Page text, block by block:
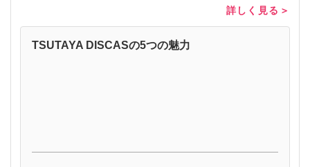
詳しく見る＞
TSUTAYA DISCASの5つの魅力